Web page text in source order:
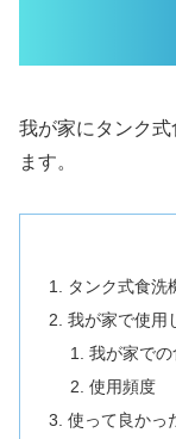
我が家にタンク
ます。
タンク式食洗
我が家で使用
我が家で
使用頻度
使って良かっ